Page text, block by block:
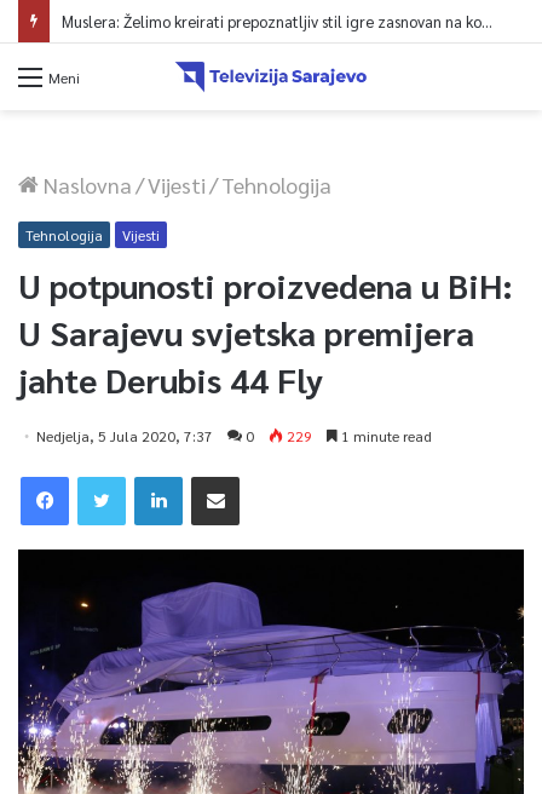
Muslera: Želimo kreirati prepoznatljiv stil igre zasnovan na kontroli lopte
Meni
Naslovna/Vijesti/Tehnologija
Tehnologija Vijesti
U potpunosti proizvedena u BiH:
U Sarajevu svjetska premijera
jahte Derubis 44 Fly
Nedjelja, 5 Jula 2020, 7:37 0 229 1 minute read